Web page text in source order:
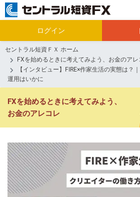
ログイン
セントラル短資ＦＸ ホーム
FXを始めるときに考えてみよう、お金のアレ
【インタビュー】FIRE×作家生活の実態は？
運用はいかに
FXを始めるときに考えてみよう、
お金のアレコレ